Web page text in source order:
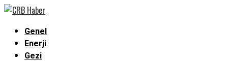
Genel
Enerji
Gezi